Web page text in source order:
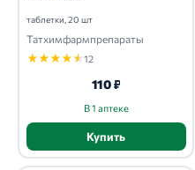
таблетки, 20 шт
Татхимфармпрепараты
★★★★★12
110 ₽
В 1 аптеке
Купить